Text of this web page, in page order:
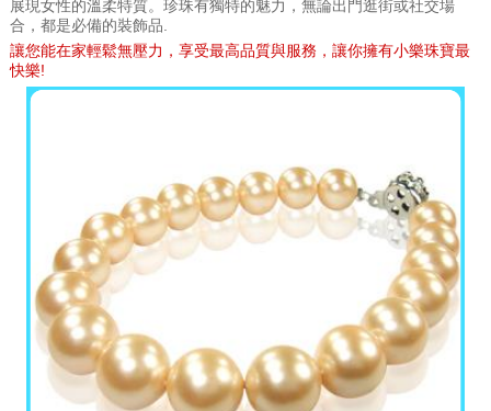
展現女性的溫柔特質。珍珠有獨特的魅力，無論出門逛街或社交場
合，都是必備的裝飾品.
讓您能在家輕鬆無壓力，享受最高品質與服務，讓你擁有小樂珠寶最
快樂!